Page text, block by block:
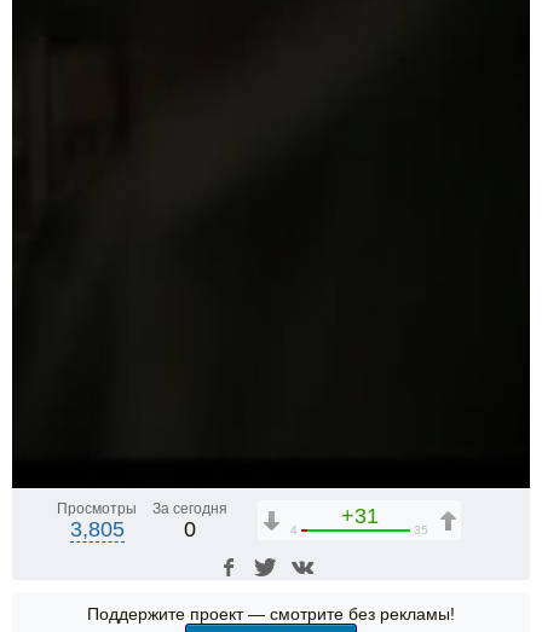
Просмотры
3,805
За сегодня
0
+31
4 35
Поддержите проект — смотрите без рекламы!